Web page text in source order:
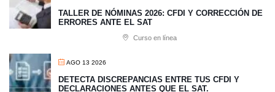
TALLER DE NÓMINAS 2026: CFDI Y CORRECCIÓN DE
ERRORES ANTE EL SAT
Curso en línea
AGO 13 2026
​DETECTA DISCREPANCIAS ENTRE TUS CFDI Y
DECLARACIONES ANTES QUE EL SAT.